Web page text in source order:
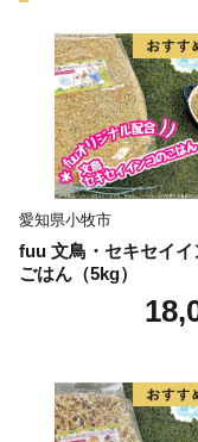
＝＝＝＝＝＝＝＝
【ＬＩＮＥ公式ア
返礼品入荷や新着
寄附金に関する情
ふるさと納税の情
りな情報も盛りだ
登録は、スマート
だち登録」からＱ
愛知県小牧市
fuu 文鳥・セキセイイ
ごはん（5kg）